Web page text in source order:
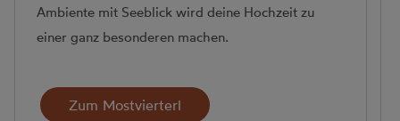
Ambiente mit Seeblick wird deine Hochzeit zu
einer ganz besonderen machen.
Zum Mostvierterl